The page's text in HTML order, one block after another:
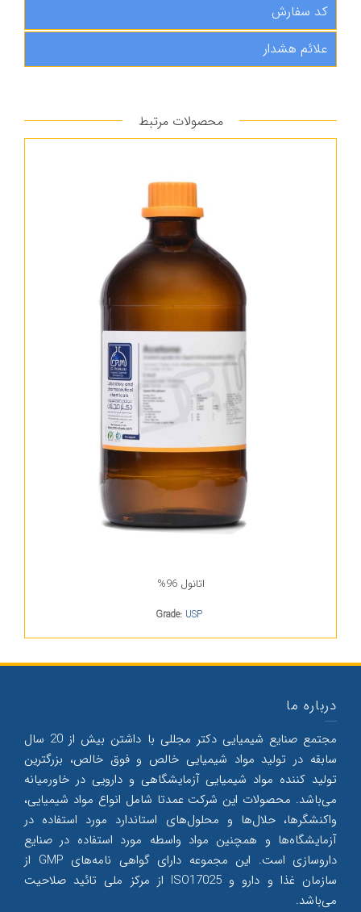
کد سفارش
علائم هشدار
محصولات مرتبط
اتانول 96%
Grade: USP
درباره ما
مجتمع صنایع شیمیایی دکتر مجللی با داشتن بیش از 20 سال
سابقه در تولید مواد شیمیایی خالص و فوق خالص، بزرگترین
تولید کننده مواد شیمیایی آزمایشگاهی و دارویی در خاورمیانه
می‌‌باشد. محصولات این شرکت عمدتا شامل انواع مواد شیمیایی،
واکنشگرها، حلال‌‌ها و محلول‌‌های استاندارد مورد استفاده در
آزمایشگاه‌ها و همچنین مواد واسطه مورد استفاده در صنایع
داروسازی است. این مجموعه دارای گواهی نامه‌های GMP از
سازمان غذا و دارو و ISO17025 از مرکز ملی تائید صلاحیت
می‌‌باشد.